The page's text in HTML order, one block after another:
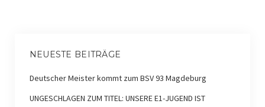
NEUESTE BEITRÄGE
Deutscher Meister kommt zum BSV 93 Magdeburg
UNGESCHLAGEN ZUM TITEL: UNSERE E1-JUGEND IST